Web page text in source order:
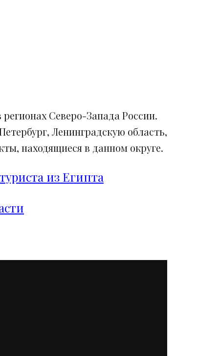
Северо-Запада России.
Ленинградскую область,
находящиеся в данном округе.
из Египта